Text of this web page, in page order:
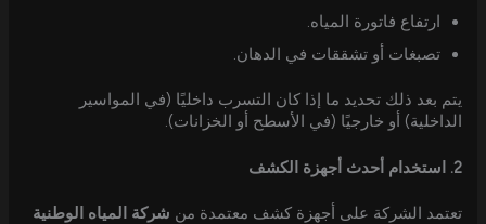
ارتفاع فاتورة المياه.
تصبغات أو تشققات في الدهان.
يتم بعد ذلك تحديد ما إذا كان التسرب داخليًا (في المواسير
الداخلية) أو خارجيًا (في الأسطح أو الخزانات).
2. استخدام أحدث أجهزة الكشف
تعتمد الشركة على أجهزة كشف معتمدة من شركة المياه الوطنية